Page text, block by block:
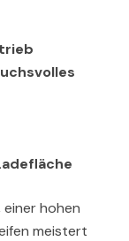
hohen
meistert